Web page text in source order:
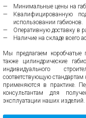
Минимальные цены на
Квалифицированную
использовании габионов.
Оперативную доставку в
Наличие на складе всего
Мы предлагаем
также цилиндрические
индивидуального
соответствующую
применяются в практике.
консультантам для
эксплуатации наших изделий.